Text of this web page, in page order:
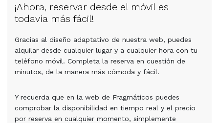
¡Ahora, reservar desde el móvil es
todavía más fácil!
Gracias al diseño adaptativo de nuestra web, puedes
alquilar desde cualquier lugar y a cualquier hora con tu
teléfono móvil. Completa la reserva en cuestión de
minutos, de la manera más cómoda y fácil.
Y recuerda que en la web de Fragmáticos puedes
comprobar la disponibilidad en tiempo real y el precio
por reserva en cualquier momento, simplemente